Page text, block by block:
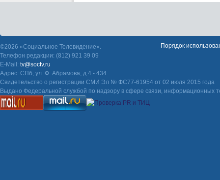
©2026 «Социальное Телевидение».
Телефон редакции: (812) 921 39 09
E-Mail: tv@soctv.ru
Адрес: СПб, ул. Ф. Абрамова, д 4 - 434
Свидетельство о регистрации СМИ Эл № ФС77-61954 от 02 июля 2015 года
Выдано Федеральной службой по надзору в сфере связи, информационных
Порядок